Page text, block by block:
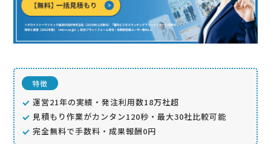
特徴
運営21年の実績・発注利用数18万社超
見積もり作業がカンタン120秒・最大30社比較可能
完全無料で手数料・成果報酬0円